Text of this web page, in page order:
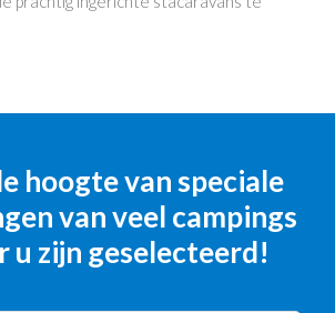
hoogte van speciale
van veel campings
u zijn geselecteerd!